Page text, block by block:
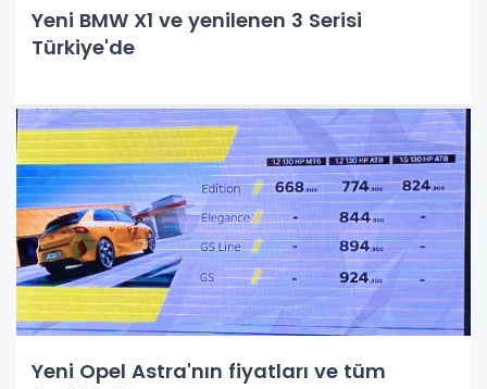
Yeni BMW X1 ve yenilenen 3 Serisi
Türkiye'de
Yeni Opel Astra'nın fiyatları ve tüm